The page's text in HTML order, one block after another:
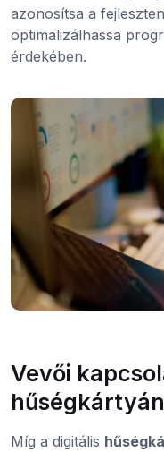
azonosítsa a
optimalizálhassa
érdekében.
Vevői
Míg a digitális